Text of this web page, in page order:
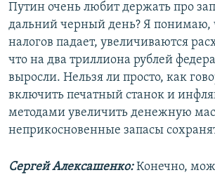
Путин очень любит держать про
дальний черный день? Я понимаю,
налогов падает, увеличиваются
что на два триллиона рублей
выросли. Нельзя ли просто, как
включить печатный станок и
методами увеличить денежную
неприкосновенные запасы
Сергей Алексашенко:Конечно,